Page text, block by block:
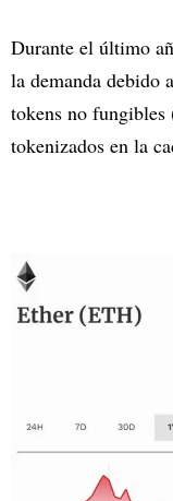
Durante el último
la demanda debido
tokens no
tokenizados en la